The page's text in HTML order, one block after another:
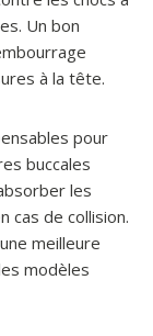
Un bon
à la tête.
pour
buccales
les
cas de collision.
meilleure
modèles